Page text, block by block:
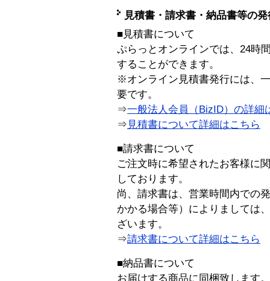
見積書・請求書・納品書等の
■見積書について
ぷらっとオンラインでは、24時
することができます。
※オンライン見積書発行には、
要です。
⇒一般法人会員（BizID）の詳細
⇒ 見積書について詳細はこちら
■請求書について
ご注文時に希望されたお客様に
しております。
尚、請求書は、営業時間内での
かかる場合等）によりましては
ざいます。
⇒請求書について詳細はこちら
■納品書について
お届けする商品に同梱致します。